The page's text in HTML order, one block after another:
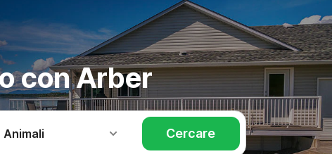
con Arber
Animali Cercare